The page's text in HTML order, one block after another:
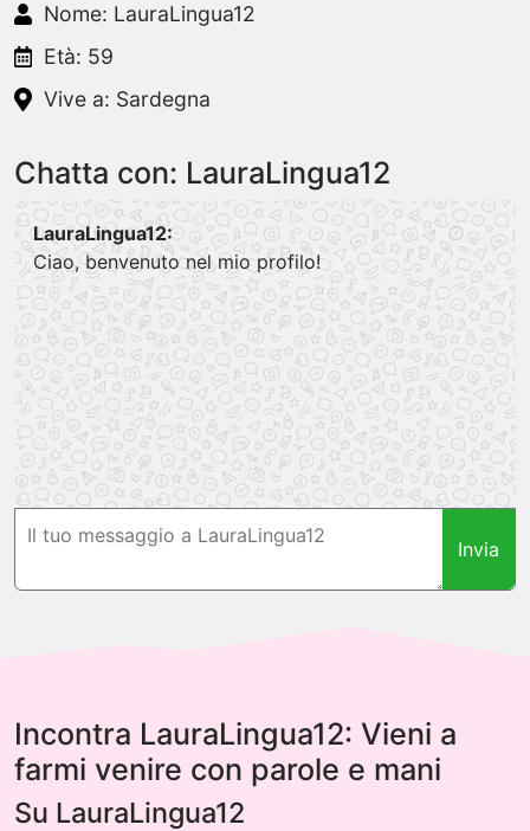
Nome: LauraLingua12
Età: 59
Vive a: Sardegna
Chatta con: LauraLingua12
LauraLingua12:
Ciao, benvenuto nel mio profilo!
Invia
Incontra LauraLingua12: Vieni a
farmi venire con parole e mani
Su LauraLingua12